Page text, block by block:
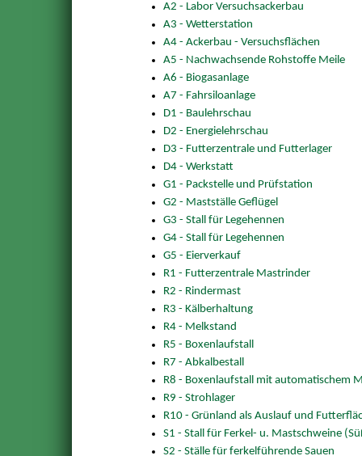
A2 - Labor Versuchsackerbau
A3 - Wetterstation
A4 - Ackerbau - Versuchsflächen
A5 - Nachwachsende Rohstoffe Meile
A6 - Biogasanlage
A7 - Fahrsiloanlage
D1 - Baulehrschau
D2 - Energielehrschau
D3 - Futterzentrale und Futterlager
D4 - Werkstatt
G1 - Packstelle und Prüfstation
G2 - Mastställe Geflügel
G3 - Stall für Legehennen
G4 - Stall für Legehennen
G5 - Eierverkauf
R1 - Futterzentrale Mastrinder
R2 - Rindermast
R3 - Kälberhaltung
R4 - Melkstand
R5 - Boxenlaufstall
R7 - Abkalbestall
R8 - Boxenlaufstall mit automatischem
R9 - Strohlager
R10 - Grünland als Auslauf und
S1 - Stall für Ferkel- u. Mastschweine
S2 - Ställe für ferkelführende Sauen